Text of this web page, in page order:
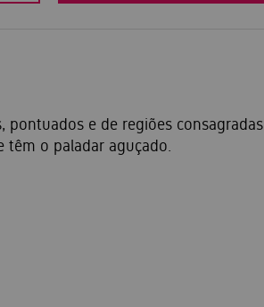
pontuados e de regiões consagradas.
têm o paladar aguçado.